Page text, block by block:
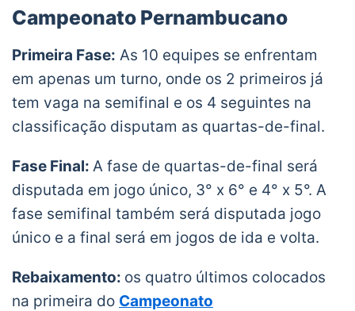
Campeonato Pernambucano
Primeira Fase: As 10 equipes se enfrentam
em apenas um turno, onde os 2 primeiros já
tem vaga na semifinal e os 4 seguintes na
classificação disputam as quartas-de-final.
Fase Final: A fase de quartas-de-final será
disputada em jogo único, 3° x 6° e 4° x 5°. A
fase semifinal também será disputada jogo
único e a final será em jogos de ida e volta.
Rebaixamento: os quatro últimos colocados
na primeira do Campeonato